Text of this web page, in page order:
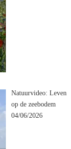
Natuurvideo: Leven
op de zeebodem
04/06/2026